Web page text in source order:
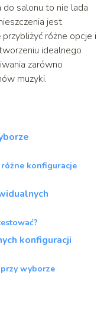
salonu to nie lada
jest
różne opcje i
idealnego
zarówno
muzyki.
konfiguracje
konfiguracji
przy wyborze